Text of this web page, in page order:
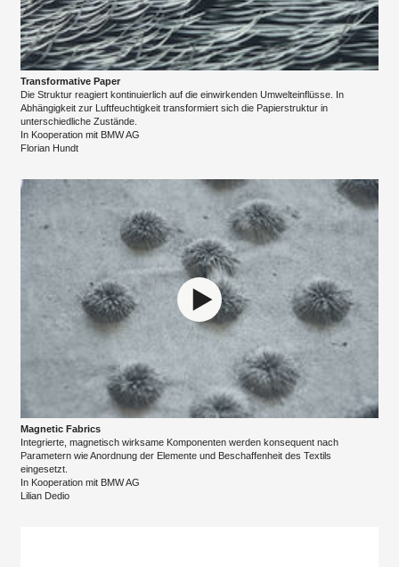
Transformative Paper
Die Struktur reagiert kontinuierlich auf die einwirkenden Umwelteinflüsse. In
Abhängigkeit zur Luftfeuchtigkeit transformiert sich die Papierstruktur in
unterschiedliche Zustände.
In Kooperation mit BMW AG
Florian Hundt
Magnetic Fabrics
Integrierte, magnetisch wirksame Komponenten werden konsequent nach
Parametern wie Anordnung der Elemente und Beschaffenheit des Textils
eingesetzt.
In Kooperation mit BMW AG
Lilian Dedio